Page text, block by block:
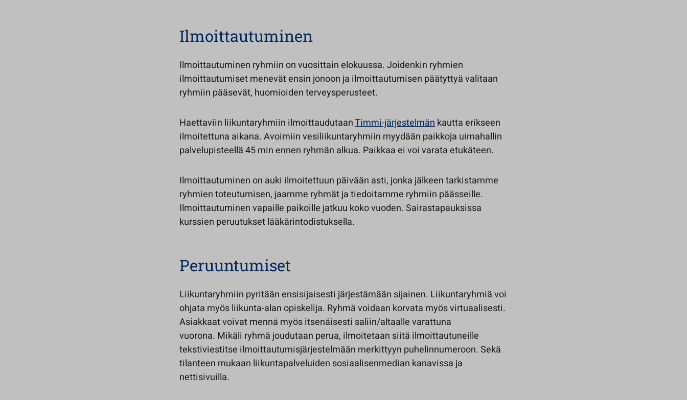
Ilmoittautuminen
Ilmoittautuminen ryhmiin on vuosittain elokuussa. Joidenkin ryhmien
ilmoittautumiset menevät ensin jonoon ja ilmoittautumisen päätyttyä valitaan
ryhmiin pääsevät, huomioiden terveysperusteet.
Haettaviin liikuntaryhmiin ilmoittaudutaanTimmi-järjestelmänkautta erikseen
ilmoitettuna aikana. Avoimiin vesiliikuntaryhmiin myydään paikkoja uimahallin
palvelupisteellä 45 min ennen ryhmän alkua. Paikkaa ei voi varata etukäteen.
Ilmoittautuminen on auki ilmoitettuun päivään asti, jonka jälkeen tarkistamme
ryhmien toteutumisen, jaamme ryhmät ja tiedoitamme ryhmiin päässeille.
Ilmoittautuminen vapaille paikoille jatkuu koko vuoden. Sairastapauksissa
kurssien peruutukset lääkärintodistuksella.
Peruuntumiset
Liikuntaryhmiin pyritään ensisijaisesti järjestämään sijainen. Liikuntaryhmiä voi
ohjata myös liikunta-alan opiskelija. Ryhmä voidaan korvata myös virtuaalisesti.
Asiakkaat voivat mennä myös itsenäisesti saliin/altaalle varattuna
vuorona. Mikäli ryhmä joudutaan perua, ilmoitetaan siitä ilmoittautuneille
tekstiviestitse ilmoittautumisjärjestelmään merkittyyn puhelinnumeroon. Sekä
tilanteen mukaan liikuntapalveluiden sosiaalisenmedian kanavissa ja
nettisivuilla.